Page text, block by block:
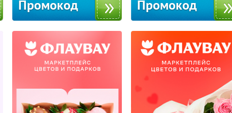
Промокод Промокод